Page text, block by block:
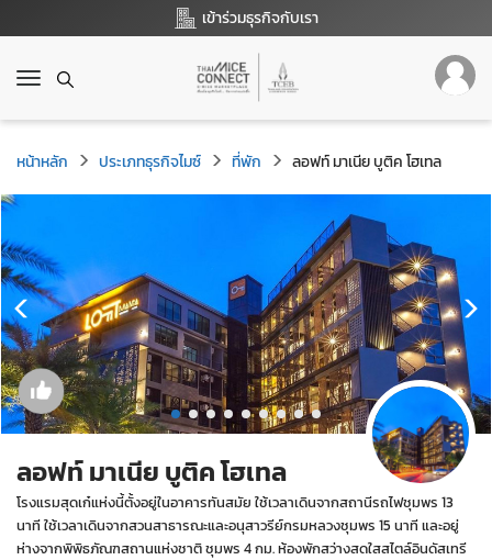
เข้าร่วมธุรกิจกับเรา
T
g
g
l
e
a
v
i
g
a
t
i
o
n
หน้าหลัก ประเภทธุรกิจไมซ์ ที่พัก ลอฟท์ มาเนีย บูติค โฮเทล
ลอฟท์ มาเนีย บูติค โฮเทล
โรงแรมสุดเก๋แห่งนี้ตั้งอยู่ในอาคารทันสมัย ใช้เวลาเดินจากสถานีรถไฟชุมพร 13
นาที ใช้เวลาเดินจากสวนสาธารณะและอนุสาวรีย์กรมหลวงชุมพร 15 นาที และอยู่
ห่างจากพิพิธภัณฑสถานแห่งชาติ ชุมพร 4 กม. ห้องพักสว่างสดใสสไตล์อินดัสเทรี